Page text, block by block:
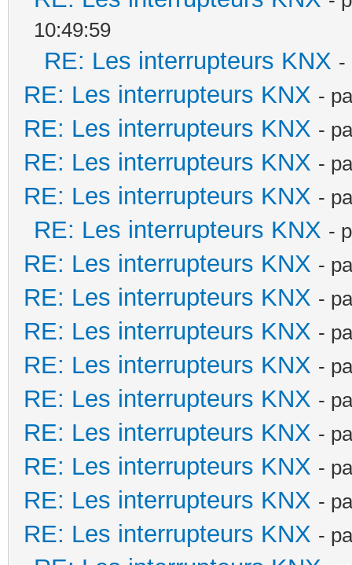
10:49:59
RE: Les interrupteurs KNX -
RE: Les interrupteurs KNX -
RE: Les interrupteurs KNX -
RE: Les interrupteurs KNX -
RE: Les interrupteurs KNX -
RE: Les interrupteurs KNX -
RE: Les interrupteurs KNX -
RE: Les interrupteurs KNX -
RE: Les interrupteurs KNX -
RE: Les interrupteurs KNX -
RE: Les interrupteurs KNX -
RE: Les interrupteurs KNX -
RE: Les interrupteurs KNX -
RE: Les interrupteurs KNX -
RE: Les interrupteurs KNX -